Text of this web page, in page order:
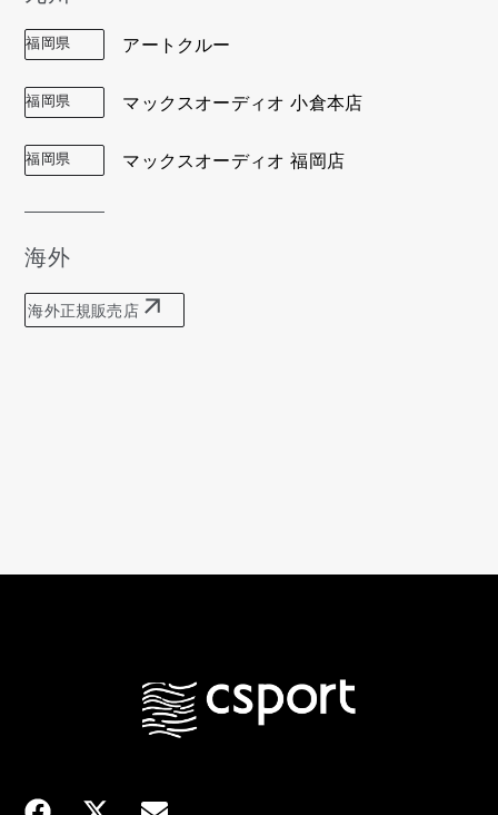
福岡県 アートクルー
福岡県 マックスオーディオ 小倉本店
福岡県 マックスオーディオ 福岡店
海外
海外正規販売店